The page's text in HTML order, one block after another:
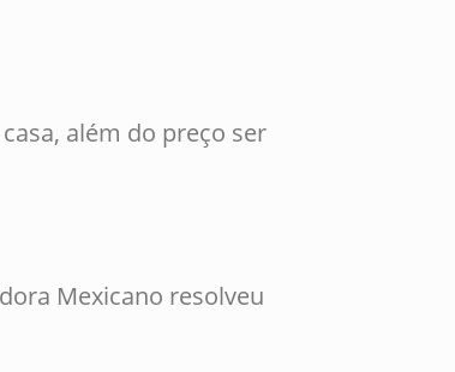
além do preço ser
Mexicano resolveu